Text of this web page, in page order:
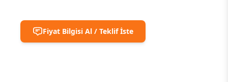
Fiyat Bilgisi Al / Teklif İste